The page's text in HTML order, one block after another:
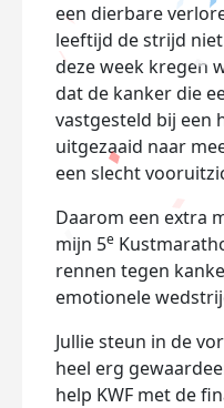
een dierbare
leeftijd de strijd
deze week kregen
dat de kanker die
vastgesteld bij een
uitgezaaid naar
een slecht
Daarom een extra
mijn 5e
rennen tegen
emotionele
Jullie steun in de
heel erg
help KWF met de